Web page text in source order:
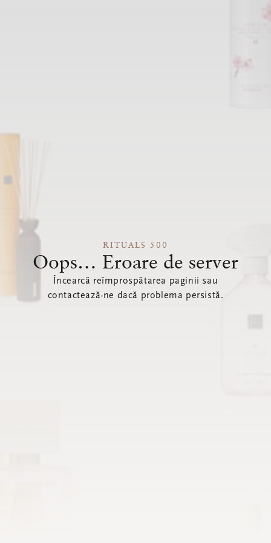
RITUALS 500
Oops… Eroare de server
Încearcă reîmprospătarea paginii sau
contactează-ne dacă problema persistă.